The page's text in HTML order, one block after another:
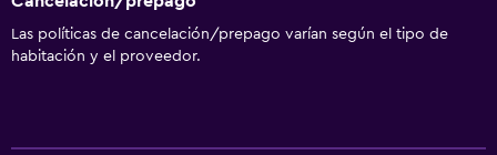
Las políticas de cancelación/prepago varían según el tipo de
habitación y el proveedor.